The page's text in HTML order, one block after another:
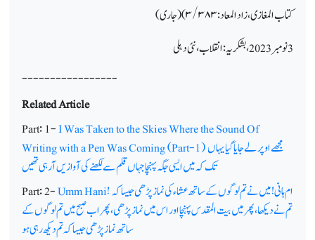
کتاب المغازی، زاد المعاد:۳/۳۸۳) (جاری)
3 نومبر 2023
، بشکریہ: انقلاب، نئی دہلی
-----------------
Related Article
Part: 1-I Was Taken to the Skies Where the Sound Of
Writing with a Pen Was Coming (Part-1)مجھے اوپر لے جایا گیا یہاں
تک کہ میں ایسی جگہ پہنچا جہاں قلم سے لکھنے کی آوازیں آرہی تھیں
Part: 2-Umm Hani!ام ہانی! میں نے تم لوگوں کے ساتھ عشاء کی نماز پڑھی جیسا کہ
تم نے دیکھا، پھرمیں بیت المقدس پہنچا اور اس میں نماز پڑھی، پھر اب صبح میں تم لوگوں کے
ساتھ نماز پڑھی جیسا کہ تم دیکھ رہی ہو